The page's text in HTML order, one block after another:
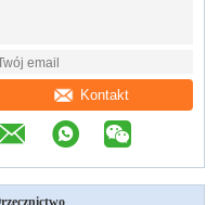
Kontakt